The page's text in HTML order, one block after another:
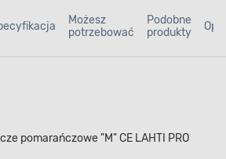
Możesz
potrzebować
Podobne
produkty
pomarańczowe "M" CE LAHTI PRO